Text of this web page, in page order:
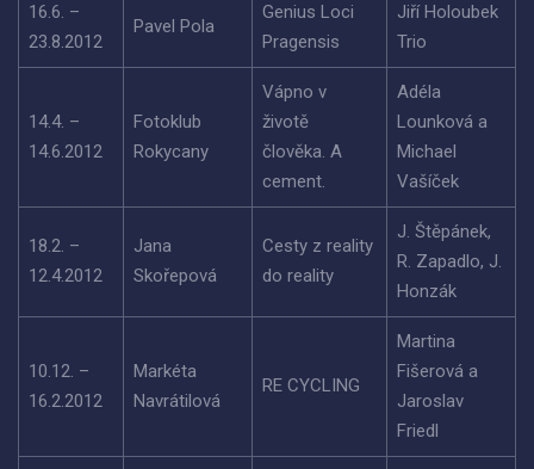
16.6. –
23.8.2012
Pavel Pola
Genius Loci
Pragensis
Jiří Holoubek
Trio
14.4. –
14.6.2012
Fotoklub
Rokycany
Vápno v
životě
člověka. A
cement.
Adéla
Lounková a
Michael
Vašíček
18.2. –
12.4.2012
Jana
Skořepová
Cesty z reality
do reality
J. Štěpánek,
R. Zapadlo, J.
Honzák
10.12. –
16.2.2012
Markéta
Navrátilová
RE CYCLING
Martina
Fišerová a
Jaroslav
Friedl